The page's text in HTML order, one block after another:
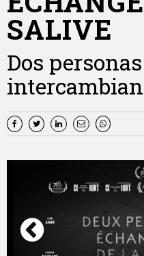
SALIVE
Dos personas